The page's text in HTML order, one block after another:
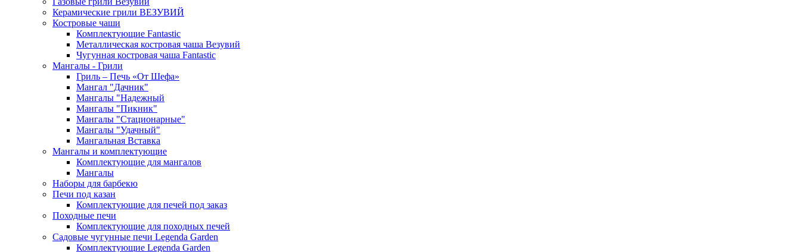
Керамические грили ВЕЗУВИЙ
Костровые чаши
Комплектующие Fantastic
Металлическая костровая чаша Везувий
Чугунная костровая чаша Fantastic
Мангалы - Грили
Гриль – Печь «От Шефа»
Мангал "Дачник"
Мангалы "Надежный
Мангалы "Пикник"
Мангалы "Стационарные"
Мангалы "Удачный"
Мангальная Вставка
Мангалы и комплектующие
Комплектующие для мангалов
Мангалы
Наборы для барбекю
Печи под казан
Комплектующие для печей под заказ
Походные печи
Комплектующие для походных печей
Садовые чугунные печи Legenda Garden
Комплектующие Legenda Garden